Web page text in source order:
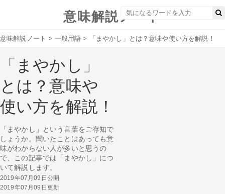
意味解説ノート
意味解説ノート > 一般用語 > 「まやかし」とは？意味や使い方を解説！
「まやかし」
とは？意味や
使い方を解説！
「まやかし」という言葉をご存知で
しょうか。聞いたことはあっても意
味がわからない人が多いと思うの
で、この記事では「まやかし」につ
いて解説します。
2019年07月09日公開
2019年07月09日更新